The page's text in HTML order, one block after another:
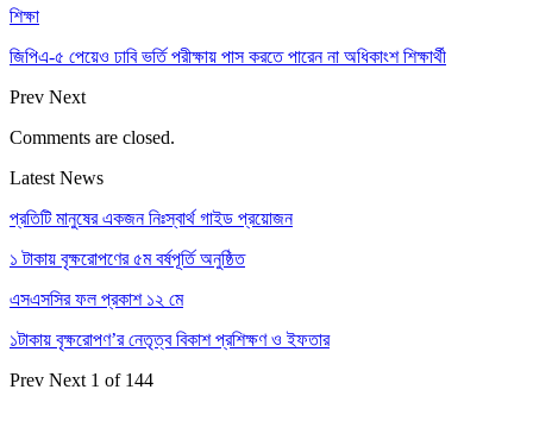
শিক্ষা
জিপিএ-৫ পেয়েও ঢাবি ভর্তি পরীক্ষায় পাস করতে পারেন না অধিকাংশ শিক্ষার্থী
Prev Next
Comments are closed.
Latest News
প্রতিটি মানুষের একজন নিঃস্বার্থ গাইড প্রয়োজন
১ টাকায় বৃক্ষরোপণের ৫ম বর্ষপূর্তি অনুষ্ঠিত
এসএসসির ফল প্রকাশ ১২ মে
১টাকায় বৃক্ষরোপণ’র নেতৃত্ব বিকাশ প্রশিক্ষণ ও ইফতার
Prev Next 1 of 144